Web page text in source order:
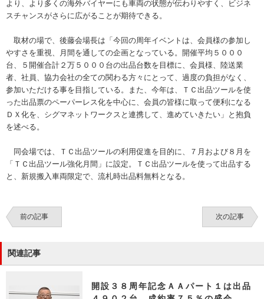
より、より多くの海外バイヤーにも車両の状態が伝わりやすく、ビジネ
スチャンスがさらに広がることが期待できる。
取材の場で、後藤会場長は「今回の周年イベントは、会員様の参加し
やすさを重視、月間を通しての企画となっている。開催平均５０００
台、５開催合計２万５０００台の出品台数を目標に、会員様、陸送業
者、社員、協力会社の全ての関わる方々にとって、過度の負担がなく、
参加いただける事を目指している。また、今年は、ＴＣ出品ツールを使
った出品票のペーパーレス化を中心に、会員の皆様に取って便利になる
ＤＸ化を、シグマネットワークスと連携して、進めていきたい」と抱負
を述べる。
同会場では、ＴＣ出品ツールの利用促進を目的に、７月および８月を
「ＴＣ出品ツール強化月間」に設定。ＴＣ出品ツールを使って出品する
と、新規搬入車両限定で、流札時出品料無料となる。
前の記事 次の記事
関連記事
開設３８周年記念ＡＡパート１は出品